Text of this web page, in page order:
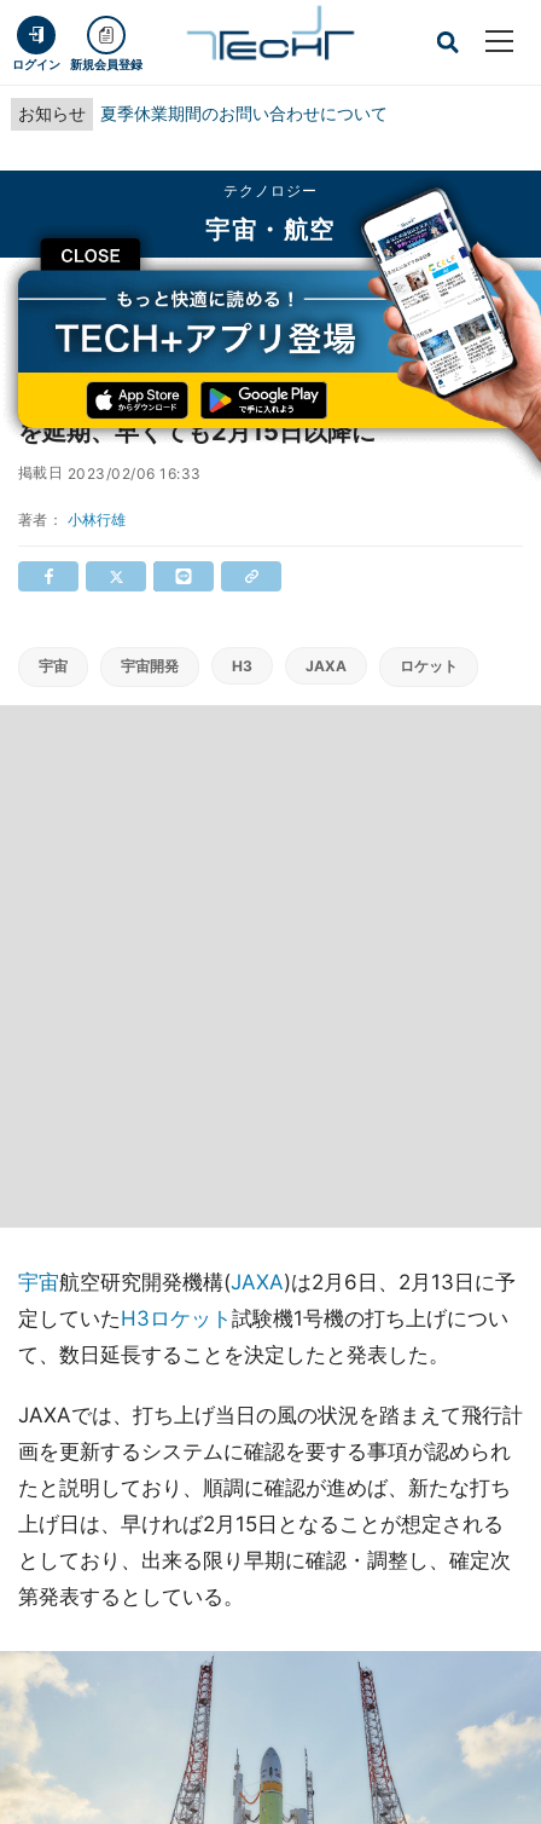
ログイン 新規会員登録
お知らせ 夏季休業期間のお問い合わせについて
CLOSE
テクノロジー
宇宙・航空
TECH+ テクノロジー
宇宙・航空
JAXAがH3ロケット試験機1号機の打ち上げ日を延期、早くても2月15日以降に
JAXAがH3ロケット試験機1号機の打ち上げ日
を延期、早くても2月15日以降に
掲載日 2023/02/06 16:33
著者： 小林行雄
宇宙 宇宙開発 H3 JAXA ロケット
宇宙航空研究開発機構(JAXA)は2月6日、2月13日に予
定していたH3 ロケット 試験機1号機の打ち上げについ
て、数日延長することを決定したと発表した。
JAXAでは、打ち上げ当日の風の状況を踏まえて飛行計
画を更新するシステムに確認を要する事項が認められ
たと説明しており、順調に確認が進めば、新たな打ち
上げ日は、早ければ2月15日となることが想定される
としており、出来る限り早期に確認・調整し、確定次
第発表するとしている。